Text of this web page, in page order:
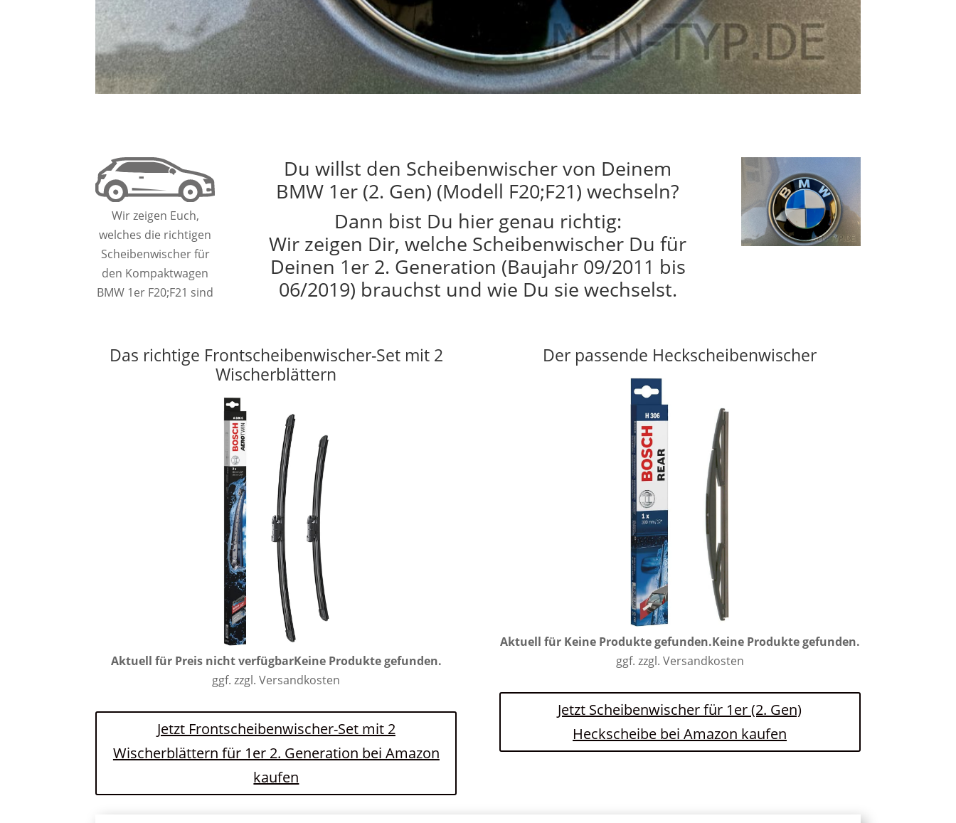
Wir zeigen Euch,
welches die richtigen
Scheibenwischer für
den Kompaktwagen
BMW 1er F20;F21 sind
Du willst den Scheibenwischer von Deinem
BMW 1er (2. Gen) (Modell F20;F21) wechseln?
Dann bist Du hier genau richtig:
Wir zeigen Dir, welche Scheibenwischer Du für
Deinen 1er 2. Generation (Baujahr 09/2011 bis
06/2019) brauchst und wie Du sie wechselst.
Das richtige Frontscheibenwischer-Set mit 2
Wischerblättern
Aktuell für Preis nicht verfügbarKeine Produkte gefunden.
ggf. zzgl. Versandkosten
Jetzt Frontscheibenwischer-Set mit 2
Wischerblättern für 1er 2. Generation bei Amazon
kaufen
Der passende Heckscheibenwischer
Aktuell für Keine Produkte gefunden.Keine Produkte gefunden.
ggf. zzgl. Versandkosten
Jetzt Scheibenwischer für 1er (2. Gen)
Heckscheibe bei Amazon kaufen